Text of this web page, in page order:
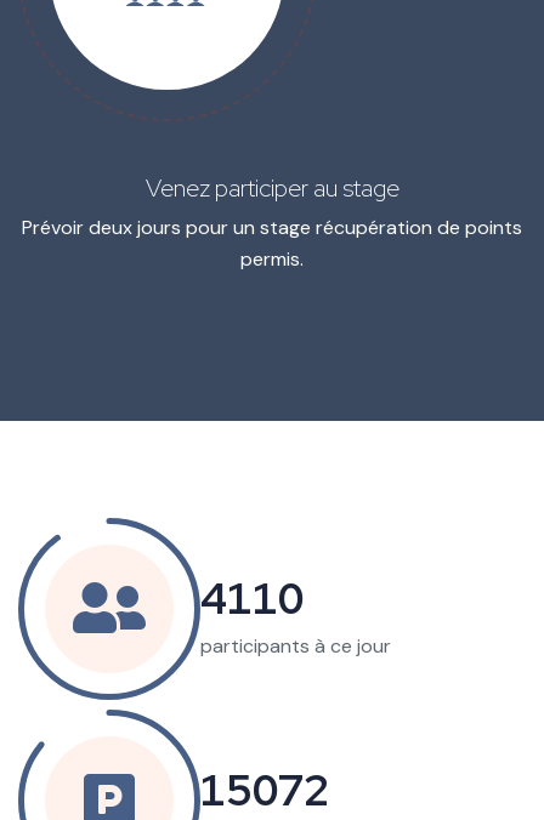
Venez participer au stage
Prévoir deux jours pour un stage récupération de points
permis.
22349
participants à ce jour
81949